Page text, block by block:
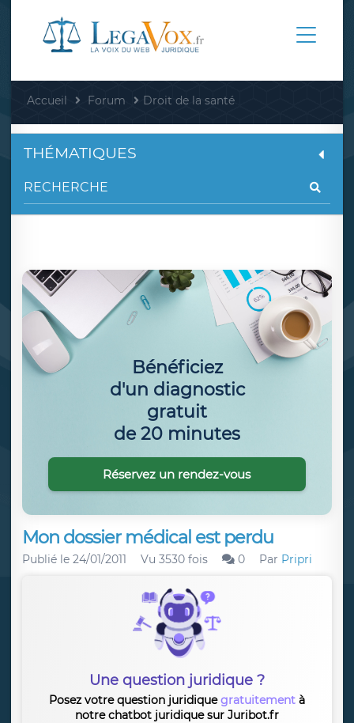
Accueil Forum Droit de la santé
Mon dossier médical est perdu
Publié le 24/01/2011 Vu 3530 fois 0 Par Pripri
Une question juridique ?
Posez votre question juridiquegratuitement à
notre chatbot juridique sur Juribot.fr
THÉMATIQUES
Bénéficiez
d'un diagnostic
gratuit
de 20 minutes
Réservez un rendez-vous